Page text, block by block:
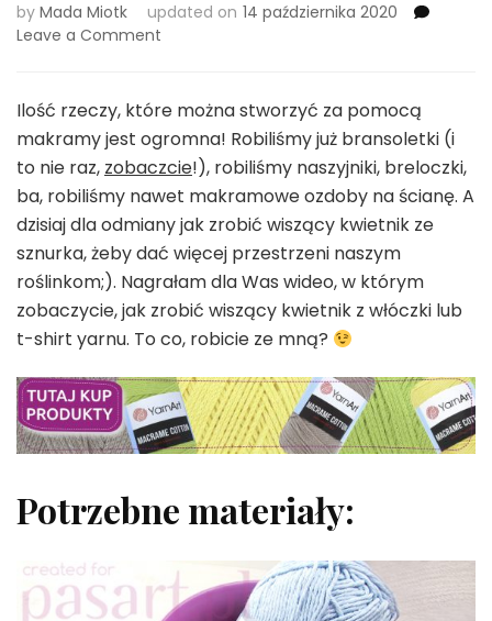
by Mada Miotk updated on 14 października 2020
Leave a Comment
wiszący
ze
sznurka?
Uchwyt
na
doniczkę
z
makramy
Ilość rzeczy, które można stworzyć za pomocą
makramy jest ogromna! Robiliśmy już bransoletki (i
to nie raz, zobaczcie!), robiliśmy naszyjniki, breloczki,
ba, robiliśmy nawet makramowe ozdoby na ścianę. A
dzisiaj dla odmiany jak zrobić wiszący kwietnik ze
sznurka, żeby dać więcej przestrzeni naszym
roślinkom;). Nagrałam dla Was wideo, w którym
zobaczycie, jak zrobić wiszący kwietnik z włóczki lub
t-shirt yarnu. To co, robicie ze mną?
Potrzebne materiały: